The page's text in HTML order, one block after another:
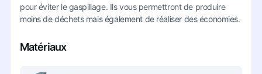
pour éviter le gaspillage. Ils vous permettront de produire
moins de déchets mais également de réaliser des économies.
Matériaux